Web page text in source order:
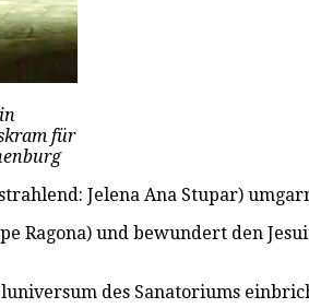
für
Jelena Ana Stupar)
und bewundert den
des Sanatoriums